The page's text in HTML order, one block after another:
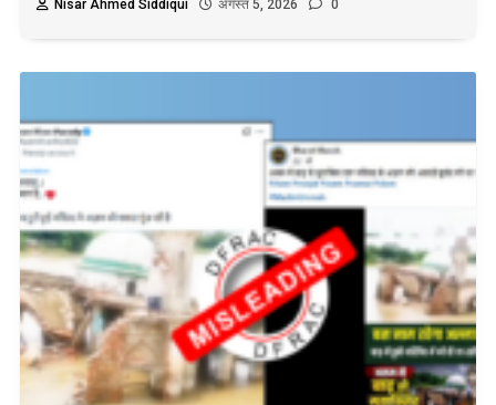
Nisar Ahmed Siddiqui अगस्त 5, 2026 0